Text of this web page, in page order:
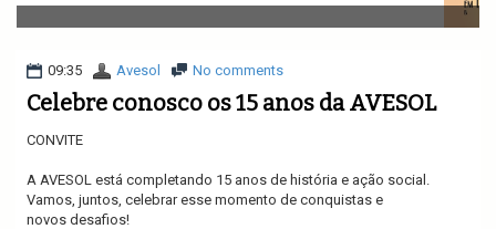
v
i
a
i
09:35 Avesol No comments
Celebre conosco os 15 anos da AVESOL
CONVITE
A AVESOL está completando 15 anos de história e ação social.
Vamos, juntos, celebrar esse momento de conquistas e
novos desafios!